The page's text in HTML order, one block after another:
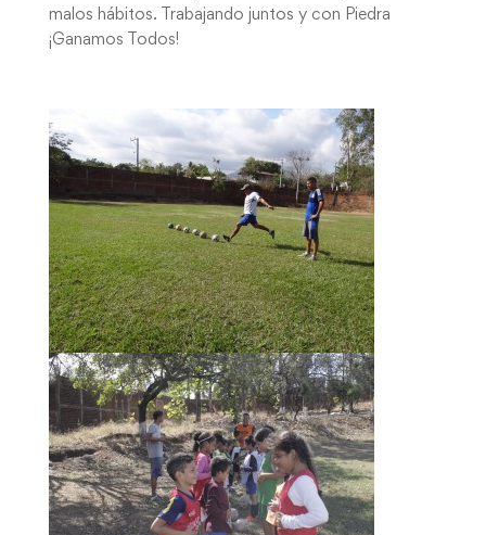
malos hábitos. Trabajando juntos y con Piedra
¡Ganamos Todos!